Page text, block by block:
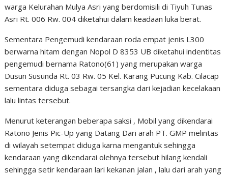
warga Kelurahan Mulya Asri yang berdomisili di Tiyuh Tunas
Asri Rt. 006 Rw. 004 diketahui dalam keadaan luka berat.
Sementara Pengemudi kendaraan roda empat jenis L300
berwarna hitam dengan Nopol D 8353 UB diketahui indentitas
pengemudi bernama Ratono(61) yang merupakan warga
Dusun Susunda Rt. 03 Rw. 05 Kel. Karang Pucung Kab. Cilacap
sementara diduga sebagai tersangka dari kejadian kecelakaan
lalu lintas tersebut.
Menurut keterangan beberapa saksi , Mobil yang dikendarai
Ratono Jenis Pic-Up yang Datang Dari arah PT. GMP melintas
di wilayah setempat diduga karna mengantuk sehingga
kendaraan yang dikendarai olehnya tersebut hilang kendali
sehingga setir kendaraan lari kekanan jalan , lalu dari arah yang